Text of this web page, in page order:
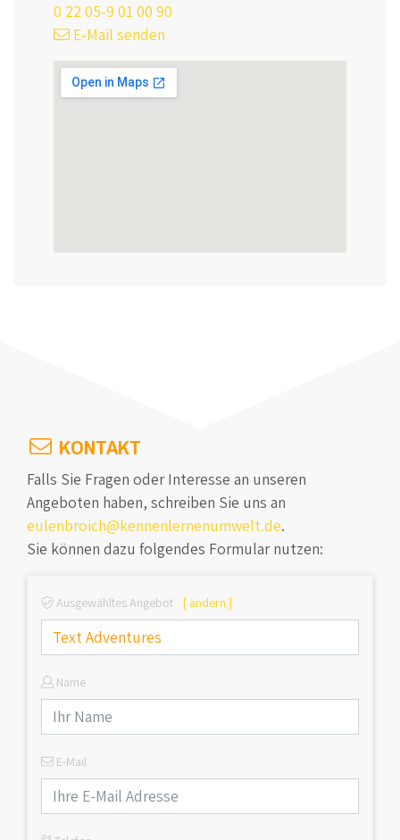
0 22 05-9 01 00 90
E-Mail senden
KONTAKT
Falls Sie Fragen oder Interesse an unseren
Angeboten haben, schreiben Sie uns an
eulenbroich@kennenlernenumwelt.de.
Sie können dazu folgendes Formular nutzen:
Ausgewähltes Angebot [ ändern ]
Name
E-Mail